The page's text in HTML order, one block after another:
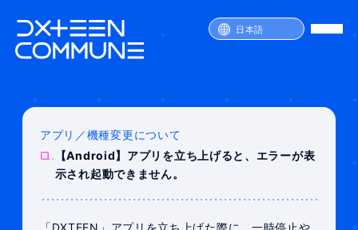
日本語
SERVICE
PRICE
ATTENTION
FAQ
JOIN
LOGIN
アプリ／機種変更について
Q.
【Android】アプリを立ち上げると、エラーが表
示され起動できません。